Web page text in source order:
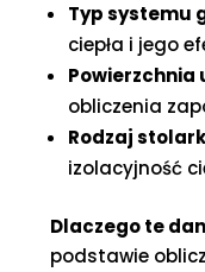
Typ systemu
ciepła i jego
Powierzchnia
obliczenia
Rodzaj
izolacyjność
Dlaczego te
podstawie